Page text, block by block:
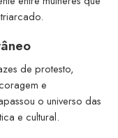
de protesto,
e
o universo das
e cultural.